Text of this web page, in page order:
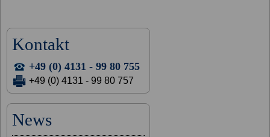
Kontakt
+49 (0) 4131 - 99 80 755
+49 (0) 4131 - 99 80 757
News